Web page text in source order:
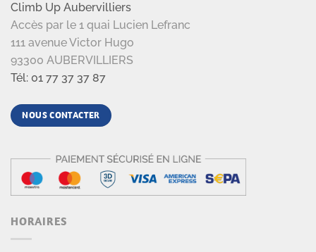
Climb Up Aubervilliers
Accès par le 1 quai Lucien Lefranc
111 avenue Victor Hugo
93300 AUBERVILLIERS
Tél: 01 77 37 37 87
NOUS CONTACTER
HORAIRES